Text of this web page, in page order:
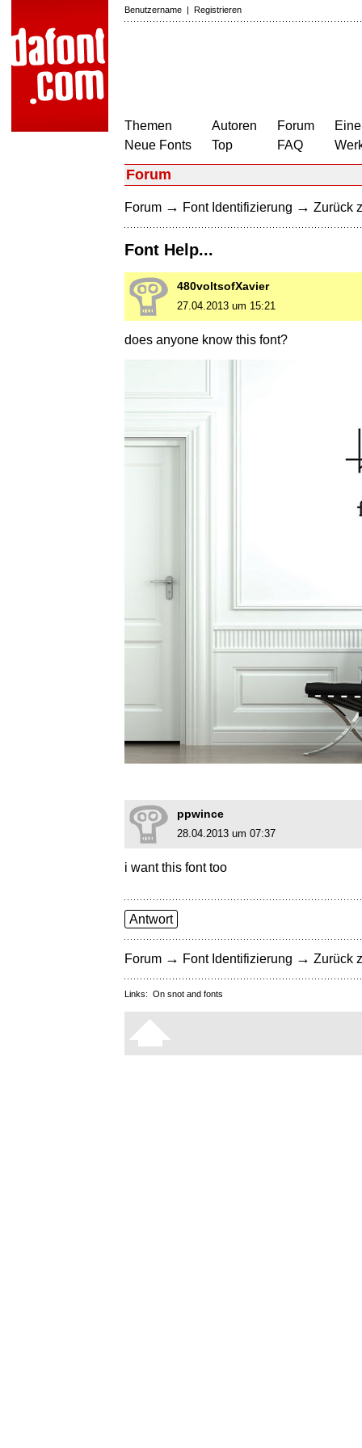
Benutzername | Registrieren
Themen
Neue Fonts
Autoren
Top
Forum
FAQ
Forum
Forum → Font Identifizierung → Zurück
Font Help...
480voltsofXavier
27.04.2013 um 15:21
does anyone know this font?
ppwince
28.04.2013 um 07:37
i want this font too
Antwort
Forum → Font Identifizierung → Zurück
Links: On snot and fonts